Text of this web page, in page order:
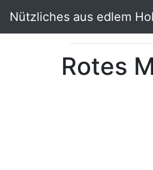
Nützliches aus edlem
Rotes